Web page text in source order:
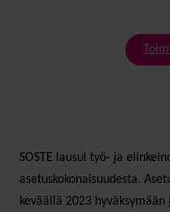
SOSTE lausui työ- ja
asetuskokonaisuudesta.
keväällä 2023